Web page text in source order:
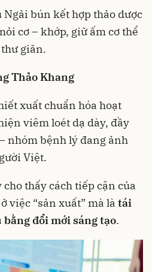
bún kết hợp thảo dược
cơ – khớp, giữ ấm cơ thể
giãn.
Thảo Khang
xuất chuẩn hóa hoạt
viêm loét dạ dày, đầy
nhóm bệnh lý đang ảnh
Việt.
thấy cách tiếp cận của
việc “sản xuất” mà là tái
đổi mới sáng tạo.